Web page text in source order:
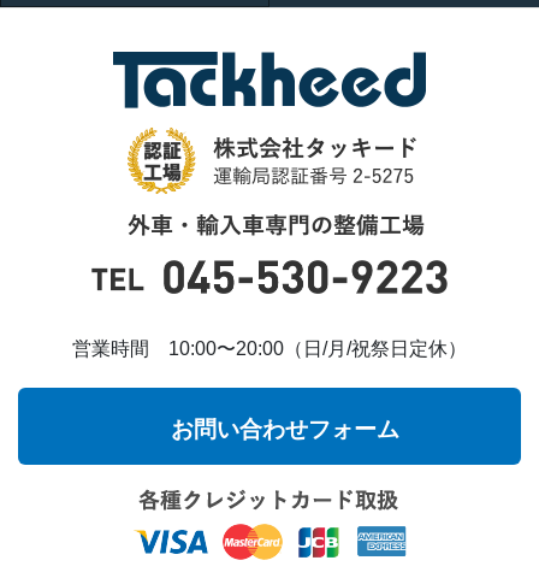
営業時間 10:00〜20:00（日/月/祝祭日定休）
お問い合わせフォーム